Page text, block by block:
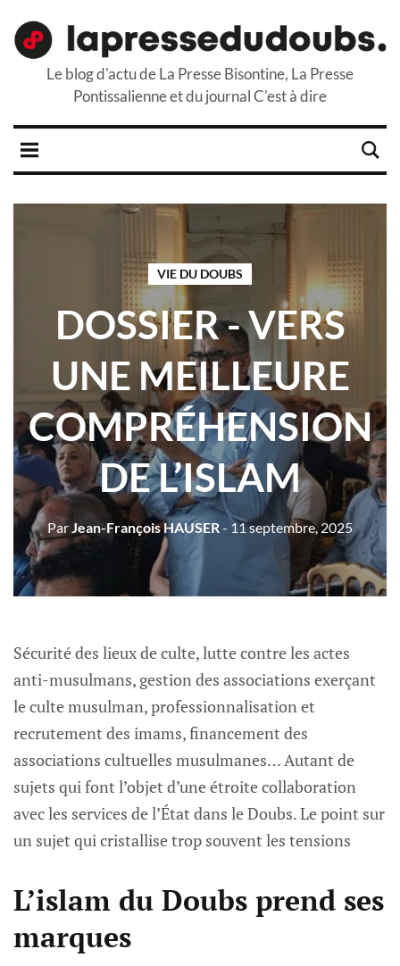
Le blog d'actu de La Presse Bisontine, La Presse
Pontissalienne et du journal C'est à dire
VIE DU DOUBS
DOSSIER - VERS
UNE MEILLEURE
COMPRÉHENSION
DE L’ISLAM
Par Jean-François HAUSER - 11 septembre, 2025
Sécurité des lieux de culte, lutte contre les actes
anti-musulmans, gestion des associations exerçant
le culte musulman, professionnalisation et
recrutement des imams, financement des
associations cultuelles musulmanes… Autant de
sujets qui font l’objet d’une étroite collaboration
avec les services de l’État dans le Doubs. Le point sur
un sujet qui cristallise trop souvent les tensions
L’islam du Doubs prend ses
marques